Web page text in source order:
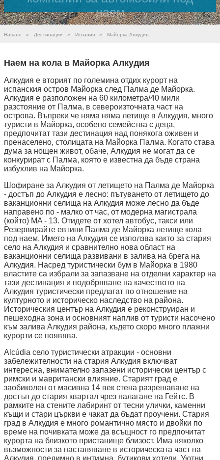
наем
Начало » Дестинации » Испания » Майорка Алкудия
Наем на кола в Майорка Алкудия
Алкудия е вторият по големина отдих курорт на
испанския остров Майорка след Палма де Майорка.
Алкудия е разположен на 60 километра/40 мили
разстояние от Палма, в североизточната част на
острова. Въпреки че няма няма летище в Алкудия, много
туристи в Майорка, особено семейства с деца,
предпочитат тази дестинация над понякога оживен и
пренаселено, столицата на Майорка Палма. Когато става
дума за нощен живот, обаче, Алкудия не могат да се
конкурират с Палма, която е известна да бъде страна
избухлив на Майорка.
Шофиране за Алкудия от летището на Палма де Майорка
- достъп до Алкудия е лесно: пътуването от летището до
ваканционни селища на Алкудия може лесно да бъде
направено по - малко от час, от модерна магистрала
(който) MA - 13. Отидете от хотел автобус, такси или
Резервирайте евтини Палма де Майорка летище кола
под наем. Името на Алкудия се използва както за стария
село на Алкудия и сравнително нова област на
ваканционни селища развивани в залива на брега на
Алкудия. Насред туристически бум в Майорка в 1980
властите са избрали за запазване на отделни характер на
тази дестинация и подобряване на качеството на
Алкудия туристически предлагат по отношение на
културното и историческо наследство на района.
Историческия център на Алкудия е реконструиран и
пешеходна зона и основният наплив от туристи насочено
към залива Алкудия района, където скоро много плажни
курорти се появява.
Alcúdia село туристически атракции - основни
забележителности на стария Алкудия включват
интересна, внимателно запазени исторически център с
римски и мавритански влияние. Старият град е
заобиколен от масивна 14 век стена разрешаване на
достъп до стария квартал чрез налагане на Гейтс. В
рамките на стените лабиринт от тесни улички, каменни
къщи и стари църкви е чакат да бъдат проучени. Стария
град в Алкудия е много романтично място и двойки по
време на почивката може да всъщност го предпочитат
курорта на близкото пристанище близост. Има няколко
възможности за настаняване в историческата част на
Алкудия, предимно в интимна, бутикови хотели. Уютни